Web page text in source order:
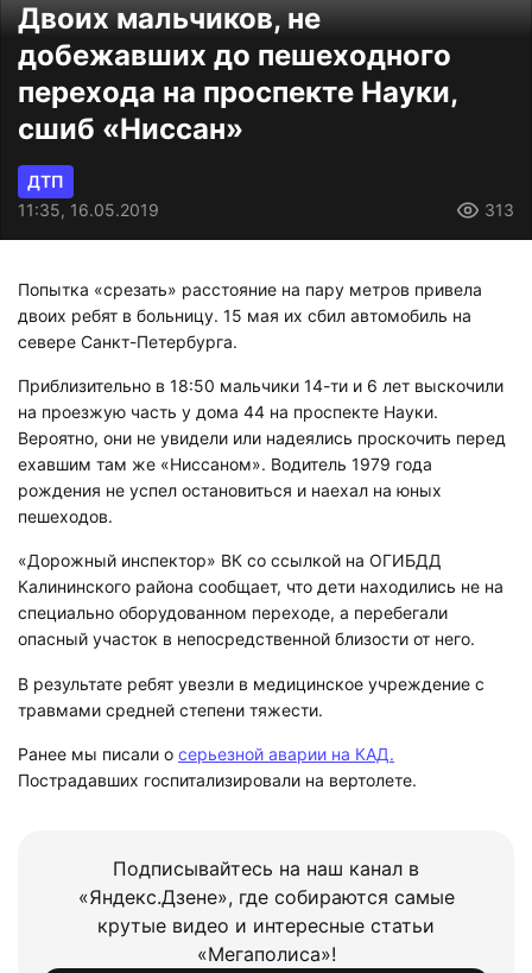
Двоих мальчиков, не
добежавших до пешеходного
перехода на проспекте Науки,
сшиб «Ниссан»
ДТП
11:35, 16.05.2019
313
Попытка «срезать» расстояние на пару метров привела
двоих ребят в больницу. 15 мая их сбил автомобиль на
севере Санкт-Петербурга.
Приблизительно в 18:50 мальчики 14-ти и 6 лет выскочили
на проезжую часть у дома 44 на проспекте Науки.
Вероятно, они не увидели или надеялись проскочить перед
ехавшим там же «Ниссаном». Водитель 1979 года
рождения не успел остановиться и наехал на юных
пешеходов.
«Дорожный инспектор» ВК со ссылкой на ОГИБДД
Калининского района сообщает, что дети находились не на
специально оборудованном переходе, а перебегали
опасный участок в непосредственной близости от него.
В результате ребят увезли в медицинское учреждение с
травмами средней степени тяжести.
Ранее мы писали о серьезной аварии на КАД.
Пострадавших госпитализировали на вертолете.
Подписывайтесь на наш канал в
«Яндекс.Дзене», где собираются самые
крутые видео и интересные статьи
«Мегаполиса»!